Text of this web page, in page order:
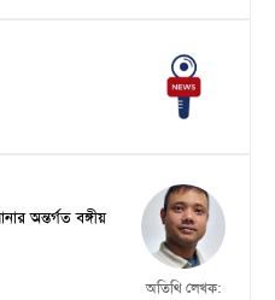
অন্তর্গত বঙ্গীয়
অতিথি লেখক: